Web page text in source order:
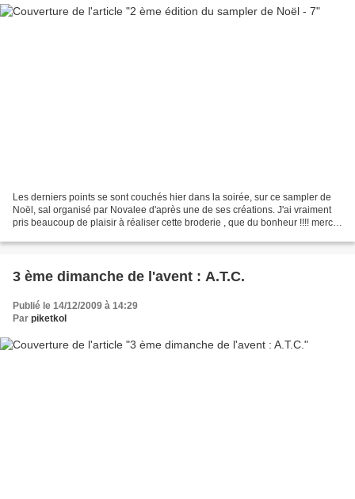
Les derniers points se sont couchés hier dans la soirée, sur ce sampler de
Noël, sal organisé par Novalee d'après une de ses créations. J'ai vraiment
pris beaucoup de plaisir à réaliser cette broderie , que du bonheur !!!! merci
3 ème dimanche de l'avent : A.T.C.
Publié le 14/12/2009 à 14:29
Par piketkol